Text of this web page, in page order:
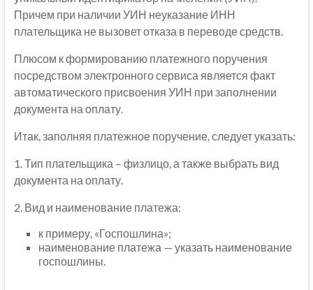
Причем при наличии УИН неуказание ИНН
плательщика не вызовет отказа в переводе средств.
Плюсом к формированию платежного поручения
посредством электронного сервиса является факт
автоматического присвоения УИН при заполнении
документа на оплату.
Итак, заполняя платежное поручение, следует указать:
1. Тип плательщика – физлицо, а также выбрать вид
документа на оплату.
2. Вид и наименование платежа:
к примеру, «Госпошлина»;
наименование платежа — указать наименование
госпошлины.